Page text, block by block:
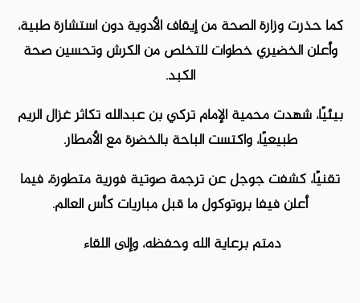
كما حذرت وزارة الصحة من إيقاف الأدوية دون استشارة طبية،
وأعلن الخضيري خطوات للتخلص من الكرش وتحسين صحة
الكبد.
بيئيًا، شهدت محمية الإمام تركي بن عبدالله تكاثر غزال الريم
طبيعيًا، واكتست الباحة بالخضرة مع الأمطار.
تقنيًا، كشفت جوجل عن ترجمة صوتية فورية متطورة، فيما
أعلن فيفا بروتوكول ما قبل مباريات كأس العالم.
دمتم برعاية الله وحفظه، وإلى اللقاء